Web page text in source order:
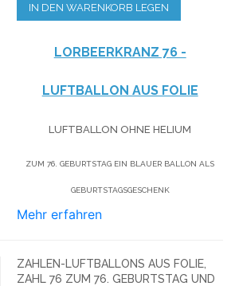
IN DEN WARENKORB LEGEN
LORBEERKRANZ 76 -
LUFTBALLON AUS FOLIE
LUFTBALLON OHNE HELIUM
ZUM 76. GEBURTSTAG EIN BLAUER BALLON ALS
GEBURTSTAGSGESCHENK
Mehr erfahren
ZAHLEN-LUFTBALLONS AUS FOLIE,
ZAHL 76 ZUM 76. GEBURTSTAG UND